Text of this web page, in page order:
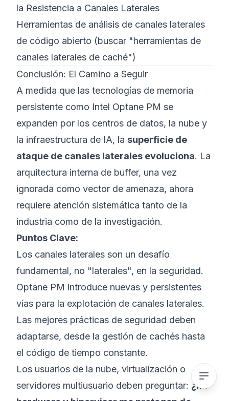
la Resistencia a Canales Laterales
Herramientas de análisis de canales laterales
de código abierto (buscar "herramientas de
canales laterales de caché")
Conclusión: El Camino a Seguir
A medida que las tecnologías de memoria
persistente como Intel Optane PM se
expanden por los centros de datos, la nube y
la infraestructura de IA, la superficie de
ataque de canales laterales evoluciona. La
arquitectura interna de buffer, una vez
ignorada como vector de amenaza, ahora
requiere atención sistemática tanto de la
industria como de la investigación.
Puntos Clave:
Los canales laterales son un desafío
fundamental, no "laterales", en la seguridad.
Optane PM introduce nuevas y persistentes
vías para la explotación de canales laterales.
Las mejores prácticas de seguridad deben
adaptarse, desde la gestión de cachés hasta
el código de tiempo constante.
Los usuarios de la nube, virtualización o
servidores multiusuario deben preguntar: ¿Mi